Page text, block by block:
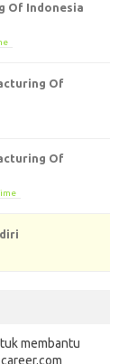
Of Indonesia
Of
Of
membantu